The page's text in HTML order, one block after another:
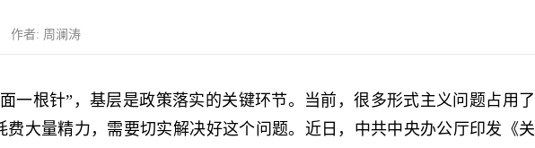
作者: 周澜涛
根针”，基层是政策落实的关键环节。当前，很多形式主义问题占用了
费大量精力，需要切实解决好这个问题。近日，中共中央办公厅印发《关